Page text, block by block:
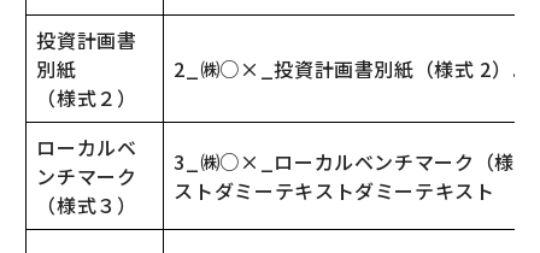
投資計画書
別紙
（様式２）
2_㈱○×_投資計画書別紙（様式 2）
ローカルベ
ンチマーク
（様式３）
3_㈱○×_ローカルベンチマーク（様式
ストダミーテキストダミーテキスト